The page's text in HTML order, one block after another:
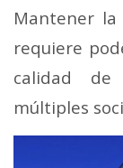
Mantener
requiere
calidad
múltiples